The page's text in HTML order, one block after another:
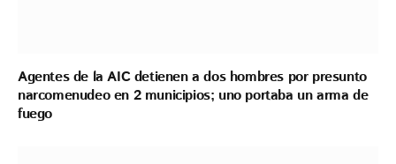
Agentes de la AIC detienen a dos hombres por presunto
narcomenudeo en 2 municipios; uno portaba un arma de
fuego